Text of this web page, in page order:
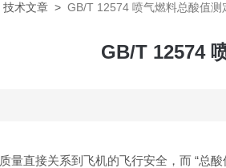
技术文章 > GB/T 12574 喷气燃料总酸值
GB/T 12574
量直接关系到飞机的飞行安全，而 “总